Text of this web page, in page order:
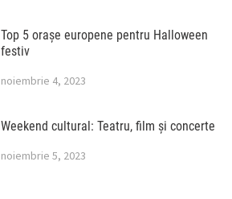
Top 5 orașe europene pentru Halloween
festiv
noiembrie 4, 2023
Weekend cultural: Teatru, film și concerte
noiembrie 5, 2023